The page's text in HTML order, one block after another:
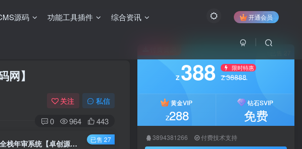
源码 功能工具插件 综合资讯 开通会员
】
关注 私信
0 964 443
2025企业年报代办小程序源码下载-PHP+UniApp全栈年审系统【卓创源码网】 已售 27
Z 388 限时特惠
Z38888
黄金VIP
Z288
钻石SVIP
免费
3894381266 付费技术支持